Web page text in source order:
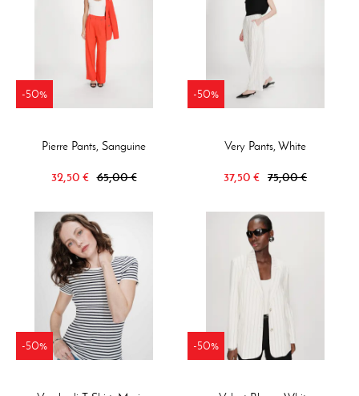
-50%
Pierre Pants, Sanguine
32,50 € 65,00 €
-50%
Very Pants, White
37,50 € 75,00 €
-50% -50%